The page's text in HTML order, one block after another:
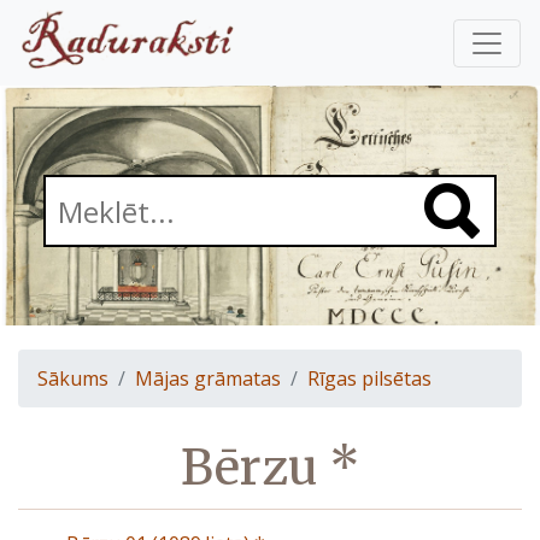
Sākums Mājas grāmatas Rīgas pilsētas
Bērzu *